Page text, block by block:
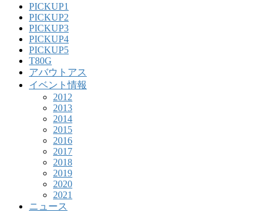
PICKUP1
PICKUP2
PICKUP3
PICKUP4
PICKUP5
T80G
アバウトアス
イベント情報
2012
2013
2014
2015
2016
2017
2018
2019
2020
2021
ニュース